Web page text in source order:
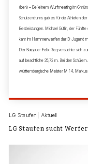
(ben) – Bei einem Wurfmeeting im
Schulzentrums gab es für die Athleten
Bestleistungen. Michael Gütlin, der
kam im Hammerwerfen der B-Jugend
Der Bargauer Felix Rieg versuchte sich
auf beachtliche 35,73 m. Bei den
württembergische Meister M 14, Markus
LG Staufen | Aktuell
LG Staufen sucht